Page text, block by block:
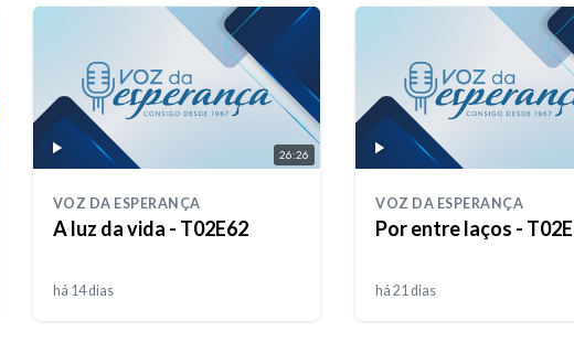
26:26
VOZ DA ESPERANÇA
A luz da vida - T02E62
há 14 dias
VOZ DA ESPERANÇA
Por entre laços -
há 21 dias